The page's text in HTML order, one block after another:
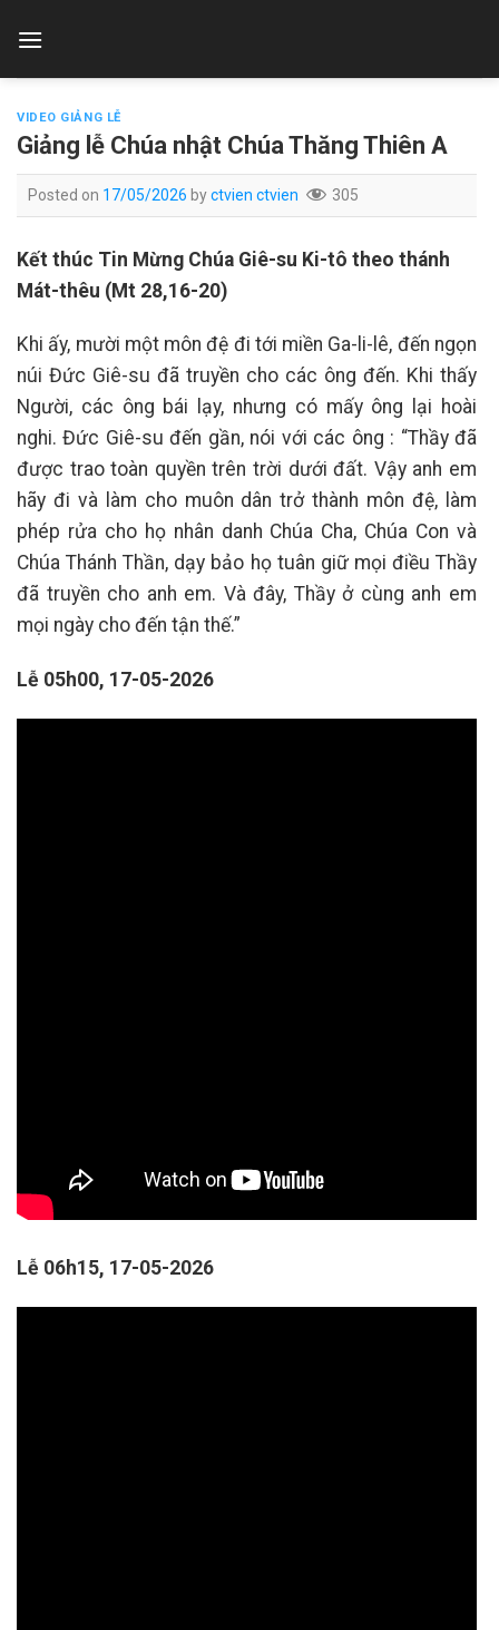
VIDEO GIẢNG LỄ
Giảng lễ Chúa nhật Chúa Thăng Thiên A
Posted on 17/05/2026 byctvien ctvien 305
Kết thúc Tin Mừng Chúa Giê-su Ki-tô theo thánh
Mát-thêu (Mt 28,16-20)
Khi ấy, mười một môn đệ đi tới miền Ga-li-lê, đến ngọn
núi Đức Giê-su đã truyền cho các ông đến. Khi thấy
Người, các ông bái lạy, nhưng có mấy ông lại hoài
nghi. Đức Giê-su đến gần, nói với các ông : “Thầy đã
được trao toàn quyền trên trời dưới đất. Vậy anh em
hãy đi và làm cho muôn dân trở thành môn đệ, làm
phép rửa cho họ nhân danh Chúa Cha, Chúa Con và
Chúa Thánh Thần, dạy bảo họ tuân giữ mọi điều Thầy
đã truyền cho anh em. Và đây, Thầy ở cùng anh em
mọi ngày cho đến tận thế.”
Lễ 05h00, 17-05-2026
Lễ 06h15, 17-05-2026